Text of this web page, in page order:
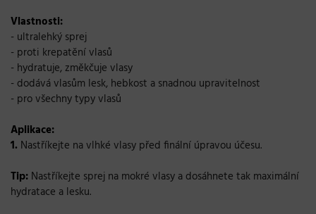
Vlastnosti:
- ultralehký sprej
- proti krepatění vlasů
- hydratuje, změkčuje vlasy
- dodává vlasům lesk, hebkost a snadnou upravitelnost
- pro všechny typy vlasů
Aplikace:
1. Nastříkejte na vlhké vlasy před finální úpravou účesu.
Tip: Nastříkejte sprej na mokré vlasy a dosáhnete tak maximální
hydratace a lesku.